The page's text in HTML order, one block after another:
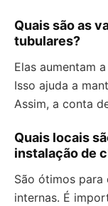
Quais são as
tubulares?
Elas aumentam
Isso ajuda a
Assim, a conta
Quais locais
instalação de
São ótimos para
internas. É